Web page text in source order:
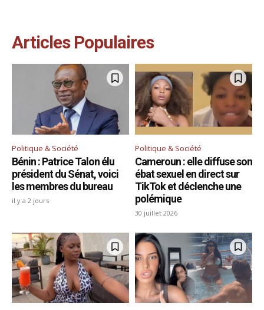
Articles Populaires
Politique & Société
Bénin : Patrice Talon élu
président du Sénat, voici
les membres du bureau
il y a 2 jours
Politique & Société
Cameroun : elle diffuse son
ébat sexuel en direct sur
TikTok et déclenche une
polémique
30 juillet 2026